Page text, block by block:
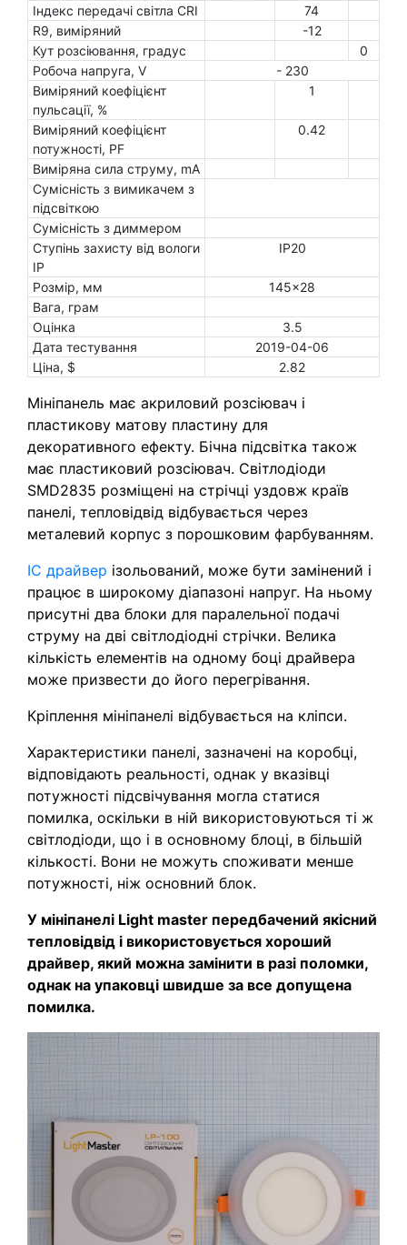
Індекс передачі світла CRI
74
R9, виміряний
-12
Кут розсіювання, градус
0
Робоча напруга, V
- 230
Виміряний коефіцієнт
пульсації, %
1
Виміряний коефіцієнт
потужності, PF
0.42
Виміряна сила струму, mA
Сумісність з вимикачем з
підсвіткою
Сумісність з диммером
Ступінь захисту від вологи
IP
IP20
Розмір, мм
145x28
Вага, грам
Оцінка
3.5
Дата тестування
2019-04-06
Ціна, $
2.82
Мініпанель має акриловий розсіювач і
пластикову матову пластину для
декоративного ефекту. Бічна підсвітка також
має пластиковий розсіювач. Світлодіоди
SMD2835 розміщені на стрічці уздовж країв
панелі, тепловідвід відбувається через
металевий корпус з порошковим фарбуванням.
IC драйвер ізольований, може бути замінений і
працює в широкому діапазоні напруг. На ньому
присутні два блоки для паралельної подачі
струму на дві світлодіодні стрічки. Велика
кількість елементів на одному боці драйвера
може призвести до його перегрівання.
Кріплення мініпанелі відбувається на кліпси.
Характеристики панелі, зазначені на коробці,
відповідають реальності, однак у вказівці
потужності підсвічування могла статися
помилка, оскільки в ній використовуються ті ж
світлодіоди, що і в основному блоці, в більшій
кількості. Вони не можуть споживати менше
потужності, ніж основний блок.
У мініпанелі Light master передбачений якісний
тепловідвід і використовується хороший
драйвер, який можна замінити в разі поломки,
однак на упаковці швидше за все допущена
помилка.